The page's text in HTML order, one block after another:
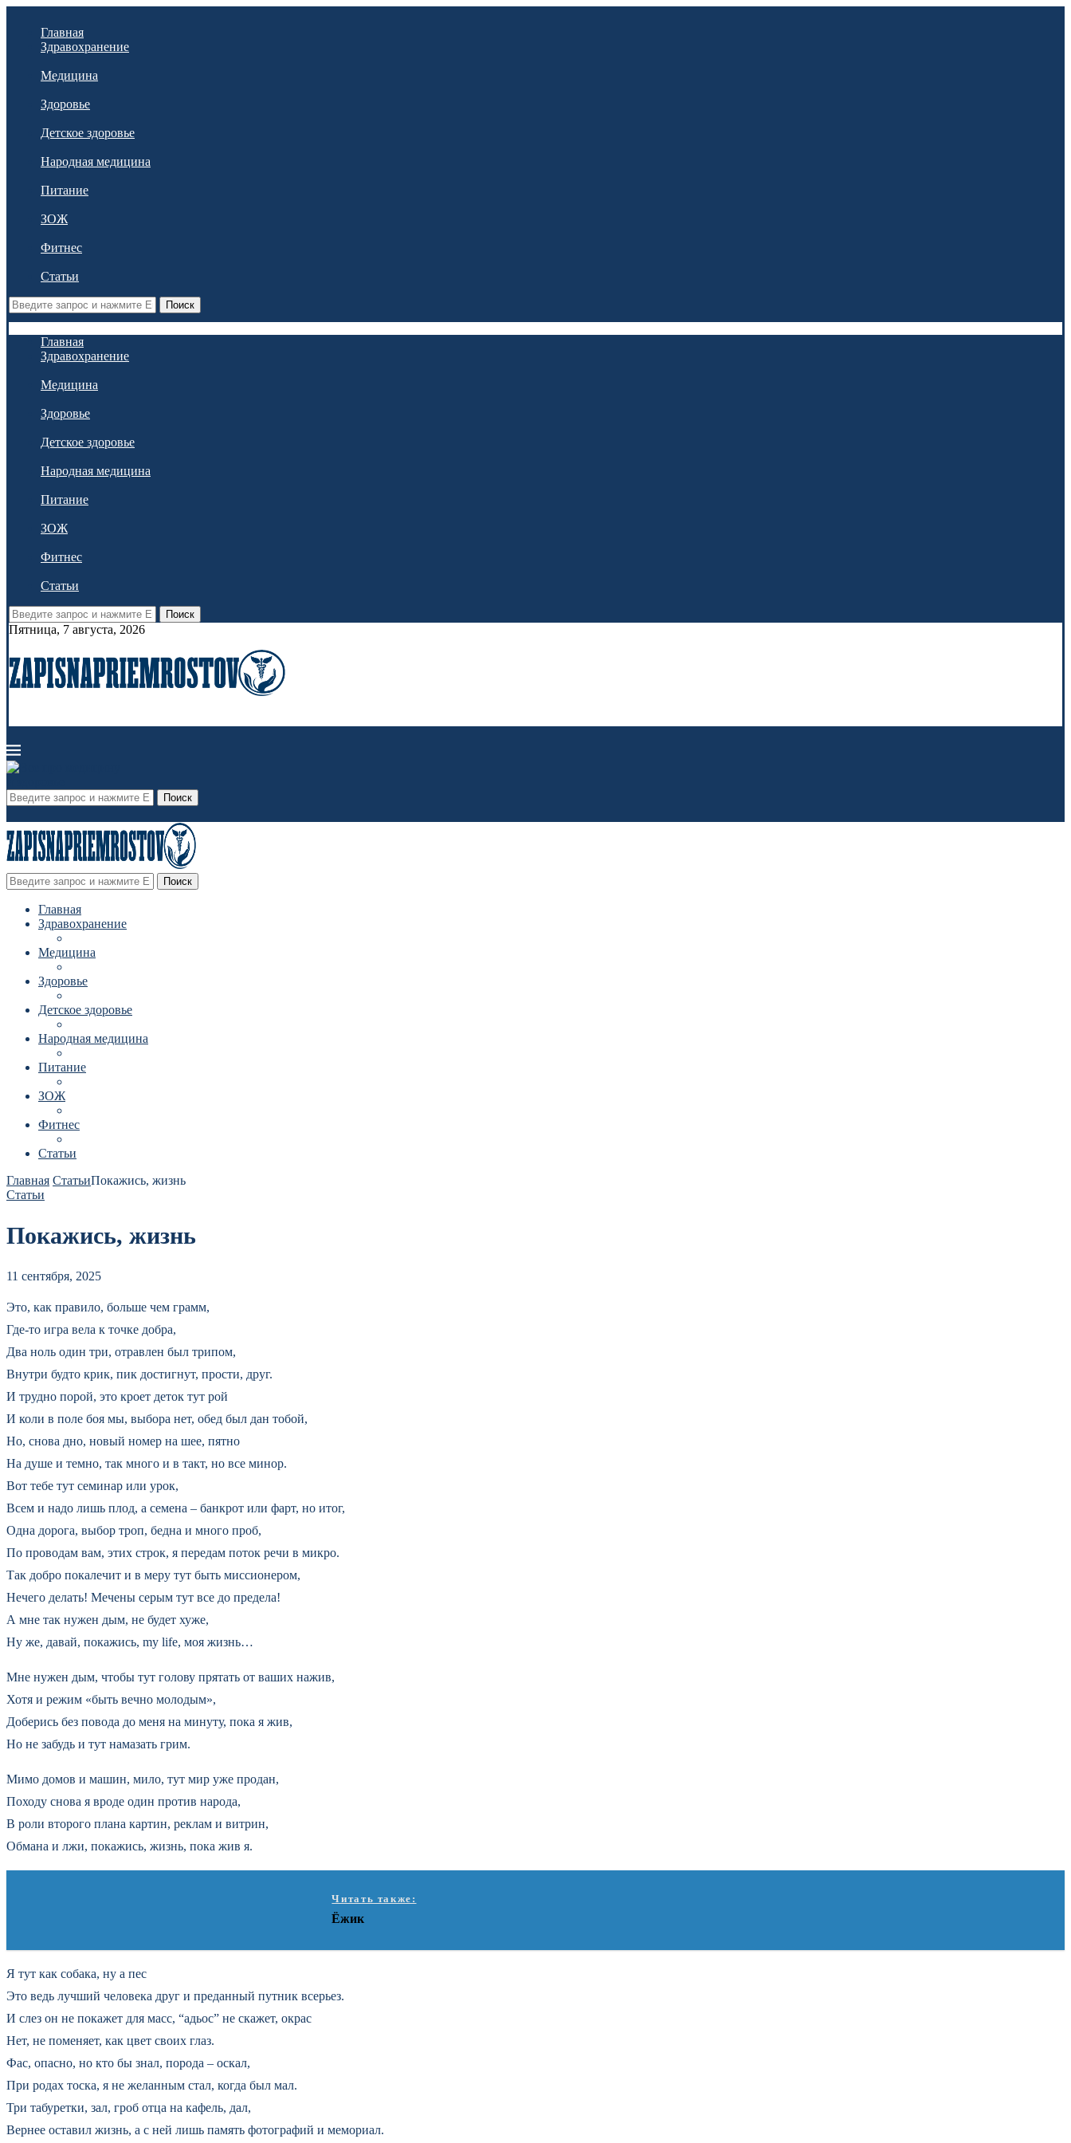
Главная
Здравохранение
Медицина
Здоровье
Детское здоровье
Народная медицина
Питание
ЗОЖ
Фитнес
Статьи
Поиск
Главная
Здравохранение
Медицина
Здоровье
Детское здоровье
Народная медицина
Питание
ЗОЖ
Фитнес
Статьи
Поиск
Пятница, 7 августа, 2026
Поиск
Поиск
Главная
Здравохранение
Медицина
Здоровье
Детское здоровье
Народная медицина
Питание
ЗОЖ
Фитнес
Статьи
Главная СтатьиПокажись, жизнь
Статьи
Покажись, жизнь
11 сентября, 2025
Это, как правило, больше чем грамм,
Где-то игра вела к точке добра,
Два ноль один три, отравлен был трипом,
Внутри будто крик, пик достигнут, прости, друг.
И трудно порой, это кроет деток тут рой
И коли в поле боя мы, выбора нет, обед был дан тобой,
Но, снова дно, новый номер на шее, пятно
На душе и темно, так много и в такт, но все минор.
Вот тебе тут семинар или урок,
Всем и надо лишь плод, а семена – банкрот или фарт, но итог,
Одна дорога, выбор троп, бедна и много проб,
По проводам вам, этих строк, я передам поток речи в микро.
Так добро покалечит и в меру тут быть миссионером,
Нечего делать! Мечены серым тут все до предела!
А мне так нужен дым, не будет хуже,
Ну же, давай, покажись, my life, моя жизнь…
Мне нужен дым, чтобы тут голову прятать от ваших нажив,
Хотя и режим «быть вечно молодым»,
Доберись без повода до меня на минуту, пока я жив,
Но не забудь и тут намазать грим.
Мимо домов и машин, мило, тут мир уже продан,
Походу снова я вроде один против народа,
В роли второго плана картин, реклам и витрин,
Обмана и лжи, покажись, жизнь, пока жив я.
Читать также:
Ёжик
Я тут как собака, ну а пес
Это ведь лучший человека друг и преданный путник всерьез.
И слез он не покажет для масс, “адьос” не скажет, окрас
Нет, не поменяет, как цвет своих глаз.
Фас, опасно, но кто бы знал, порода – оскал,
При родах тоска, я не желанным стал, когда был мал.
Три табуретки, зал, гроб отца на кафель, дал,
Вернее оставил жизнь, а с ней лишь память фотографий и мемориал.